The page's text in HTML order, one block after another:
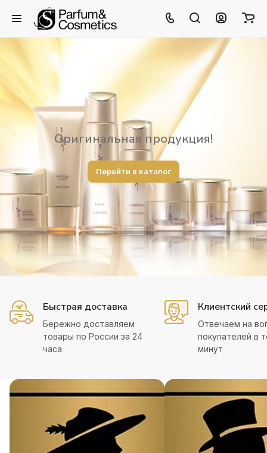
Оригинальная продукция!
Перейти в каталог
Быстрая доставка
Бережно доставляем
товары по России за 24
часа
Клиентский
Отвечаем на
покупателей в
минут